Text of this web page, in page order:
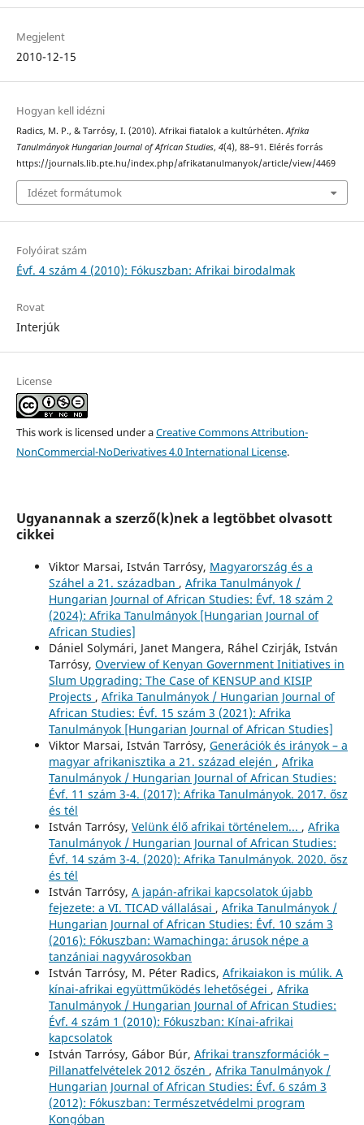
Megjelent
2010-12-15
Hogyan kell idézni
Radics, M. P., & Tarrósy, I. (2010). Afrikai fiatalok a kultúrhéten.Afrika
Tanulmányok Hungarian Journal of African Studies, 4(4), 88–91. Elérés forrás
https://journals.lib.pte.hu/index.php/afrikatanulmanyok/article/view/4469
Idézet formátumok
Folyóirat szám
Évf. 4 szám 4 (2010): Fókuszban: Afrikai birodalmak
Rovat
Interjúk
License
This work is licensed under aCreative Commons Attribution-
NonCommercial-NoDerivatives 4.0 International License.
Ugyanannak a szerző(k)nek a legtöbbet olvasott
cikkei
Viktor Marsai, István Tarrósy, Magyarország és a
Száhel a 21. században , Afrika Tanulmányok /
Hungarian Journal of African Studies: Évf. 18 szám 2
(2024): Afrika Tanulmányok [Hungarian Journal of
African Studies]
Dániel Solymári, Janet Mangera, Ráhel Czirják, István
Tarrósy, Overview of Kenyan Government Initiatives in
Slum Upgrading: The Case of KENSUP and KISIP
Projects , Afrika Tanulmányok / Hungarian Journal of
African Studies: Évf. 15 szám 3 (2021): Afrika
Tanulmányok [Hungarian Journal of African Studies]
Viktor Marsai, István Tarrósy, Generációk és irányok – a
magyar afrikanisztika a 21. század elején , Afrika
Tanulmányok / Hungarian Journal of African Studies:
Évf. 11 szám 3-4. (2017): Afrika Tanulmányok. 2017. ősz
és tél
István Tarrósy, Velünk élő afrikai történelem... , Afrika
Tanulmányok / Hungarian Journal of African Studies:
Évf. 14 szám 3-4. (2020): Afrika Tanulmányok. 2020. ősz
és tél
István Tarrósy, A japán-afrikai kapcsolatok újabb
fejezete: a VI. TICAD vállalásai , Afrika Tanulmányok /
Hungarian Journal of African Studies: Évf. 10 szám 3
(2016): Fókuszban: Wamachinga: árusok népe a
tanzániai nagyvárosokban
István Tarrósy, M. Péter Radics, Afrikaiakon is múlik. A
kínai-afrikai együttműködés lehetőségei , Afrika
Tanulmányok / Hungarian Journal of African Studies:
Évf. 4 szám 1 (2010): Fókuszban: Kínai-afrikai
kapcsolatok
István Tarrósy, Gábor Búr, Afrikai transzformációk –
Pillanatfelvételek 2012 őszén , Afrika Tanulmányok /
Hungarian Journal of African Studies: Évf. 6 szám 3
(2012): Fókuszban: Természetvédelmi program
Kongóban